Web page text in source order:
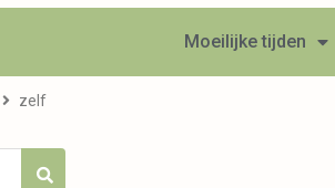
Moeilijke tijden
zelf